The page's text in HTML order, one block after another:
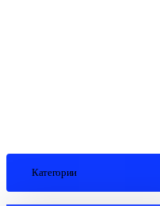
Категории